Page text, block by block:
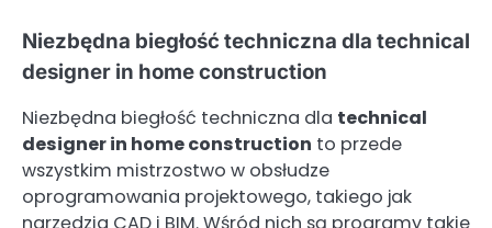
Niezbędna biegłość techniczna dla technical
designer in home construction
Niezbędna biegłość techniczna dla technical
designer in home construction to przede
wszystkim mistrzostwo w obsłudze
oprogramowania projektowego, takiego jak